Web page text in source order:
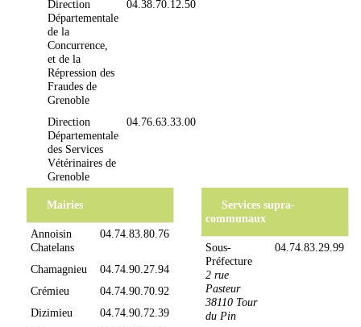
Direction
Départementale
de la
Concurrence,
et de la
Répression des
Fraudes de
Grenoble
04.38.70.12.50
Direction
Départementale
des Services
Vétérinaires de
Grenoble
04.76.63.33.00
Mairies
Annoisin
Chatelans
04.74.83.80.76
Chamagnieu
04.74.90.27.94
Crémieu
04.74.90.70.92
Dizimieu
04.74.90.72.39
Services supra-
communaux
Sous-
Préfecture
2 rue
Pasteur
38110 Tour
du Pin
04.74.83.29.99